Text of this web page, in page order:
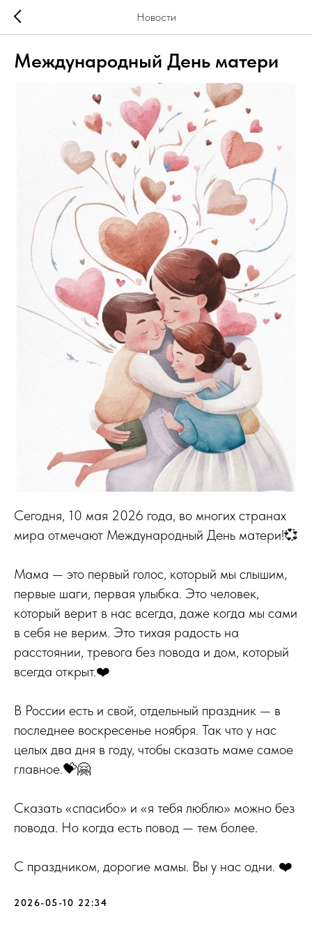
Новости
Международный День матери
Сегодня, 10 мая 2026 года, во многих странах
мира отмечают Международный День матери!💞
Мама — это первый голос, который мы слышим,
первые шаги, первая улыбка. Это человек,
который верит в нас всегда, даже когда мы сами
в себя не верим. Это тихая радость на
расстоянии, тревога без повода и дом, который
всегда открыт.❤️
В России есть и свой, отдельный праздник — в
последнее воскресенье ноября. Так что у нас
целых два дня в году, чтобы сказать маме самое
главное.💝🤗
Сказать «спасибо» и «я тебя люблю» можно без
повода. Но когда есть повод — тем более.
С праздником, дорогие мамы. Вы у нас одни. ❤️
2026-05-10 22:34